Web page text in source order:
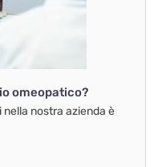
omeopatico?
nostra azienda è